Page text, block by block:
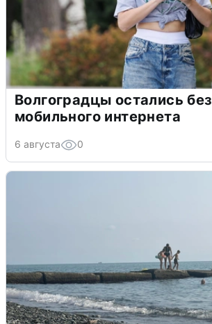
Волгоградцы остались без
мобильного интернета
6 августа 0